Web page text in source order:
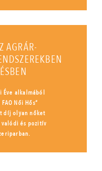
AGRÁR-
Éve alkalmából
Női Hős”
díj olyan nőket
valódi és pozitív